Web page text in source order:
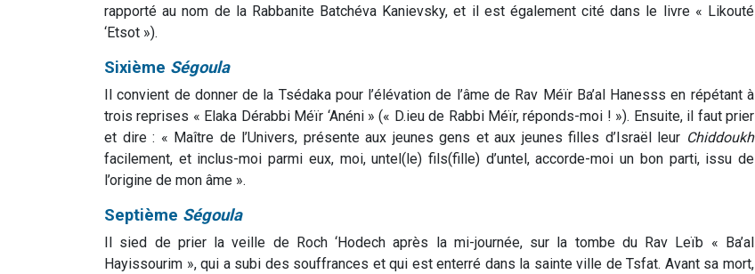
rapporté au nom de la Rabbanite Batchéva Kanievsky, et il est également cité dans le livre « Likouté
‘Etsot »).
Sixième Ségoula
Il convient de donner de la Tsédaka pour l’élévation de l’âme de Rav Méïr Ba’al Hanesss en répétant à
trois reprises « Elaka Dérabbi Méïr ‘Anéni » (« D.ieu de Rabbi Méïr, réponds-moi ! »). Ensuite, il faut prier
et dire : « Maître de l’Univers, présente aux jeunes gens et aux jeunes filles d’Israël leur Chiddoukh
facilement, et inclus-moi parmi eux, moi, untel(le) fils(fille) d’untel, accorde-moi un bon parti, issu de
l’origine de mon âme ».
Septième Ségoula
Il sied de prier la veille de Roch ‘Hodech après la mi-journée, sur la tombe du Rav Leïb « Ba’al
Hayissourim », qui a subi des souffrances et qui est enterré dans la sainte ville de Tsfat. Avant sa mort,